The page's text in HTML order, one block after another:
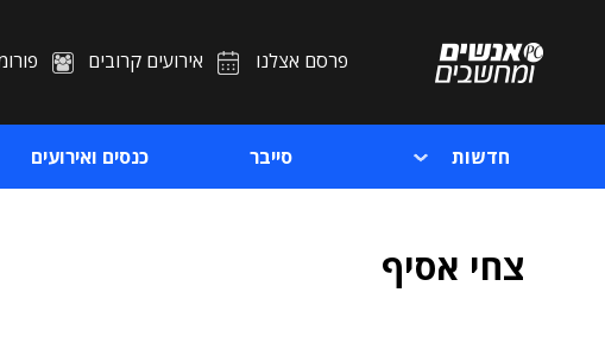
פרסם אצלנו אירועים קרובים
חדשות סייבר כנסים ואירועים
צחי אסיף